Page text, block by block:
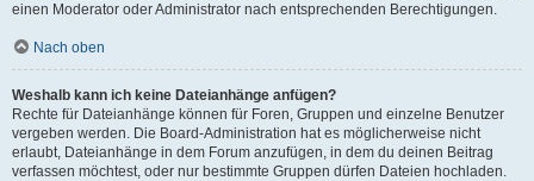
einen Moderator oder Administrator nach entsprechenden Berechtigungen.
Nach oben
Weshalb kann ich keine Dateianhänge anfügen?
Rechte für Dateianhänge können für Foren, Gruppen und einzelne Benutzer
vergeben werden. Die Board-Administration hat es möglicherweise nicht
erlaubt, Dateianhänge in dem Forum anzufügen, in dem du deinen Beitrag
verfassen möchtest, oder nur bestimmte Gruppen dürfen Dateien hochladen.